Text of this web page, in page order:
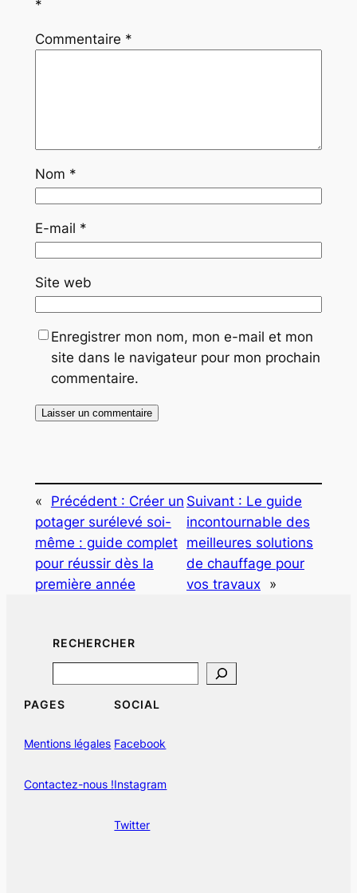
*
Commentaire *
Nom *
E-mail *
Site web
Enregistrer mon nom, mon e-mail et mon
site dans le navigateur pour mon prochain
commentaire.
« Précédent : Créer un
potager surélevé soi-
même : guide complet
pour réussir dès la
première année
Suivant : Le guide
incontournable des
meilleures solutions
de chauffage pour
vos travaux »
RECHERCHER
PAGES
Mentions légales
Contactez-nous !
SOCIAL
Facebook
Instagram
Twitter